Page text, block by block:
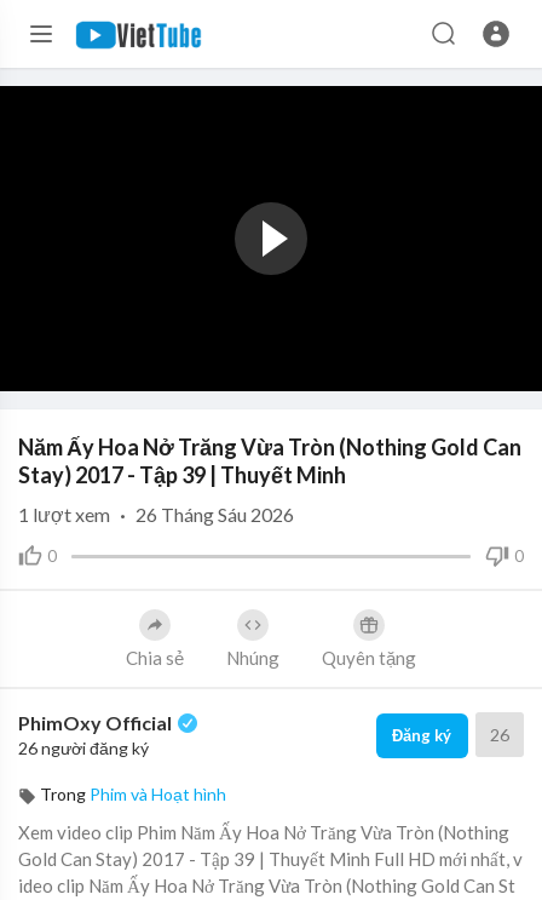
Năm Ấy Hoa Nở Trăng Vừa Tròn (Nothing Gold Can
Stay) 2017 - Tập 39 | Thuyết Minh
0 0
1 lượt xem · 26 Tháng Sáu 2026
Chia sẻ Nhúng Quyên tặng
PhimOxy Official
26 người đăng ký
Đăng ký 26
Trong Phim và Hoạt hình
Xem video clip Phim Năm Ấy Hoa Nở Trăng Vừa Tròn (Nothing
Gold Can Stay) 2017 - Tập 39 | Thuyết Minh Full HD mới nhất, v
ideo clip Năm Ấy Hoa Nở Trăng Vừa Tròn (Nothing Gold Can St